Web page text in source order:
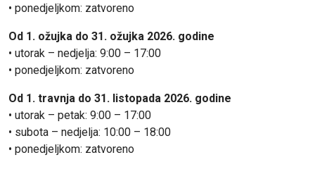
• ponedjeljkom: zatvoreno
Od 1. ožujka do 31. ožujka 2026. godine
• utorak – nedjelja: 9:00 – 17:00
• ponedjeljkom: zatvoreno
Od 1. travnja do 31. listopada 2026. godine
• utorak – petak: 9:00 – 17:00
• subota – nedjelja: 10:00 – 18:00
• ponedjeljkom: zatvoreno